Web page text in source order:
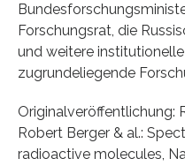
Forschungsrat, die
und weitere
zugrundeliegende
Originalveröffentlichung:
Robert Berger & al.:
radioactive molecules,